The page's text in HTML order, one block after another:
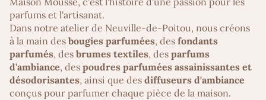
parfums et l'artisanat.
Dans notre atelier de Neuville-de-Poitou, nous créons
à la main des bougies parfumées, des fondants
parfumés, des brumes textiles, des parfums
d'ambiance, des poudres parfumées assainissantes et
désodorisantes, ainsi que des diffuseurs d'ambiance
conçus pour parfumer chaque pièce de la maison.